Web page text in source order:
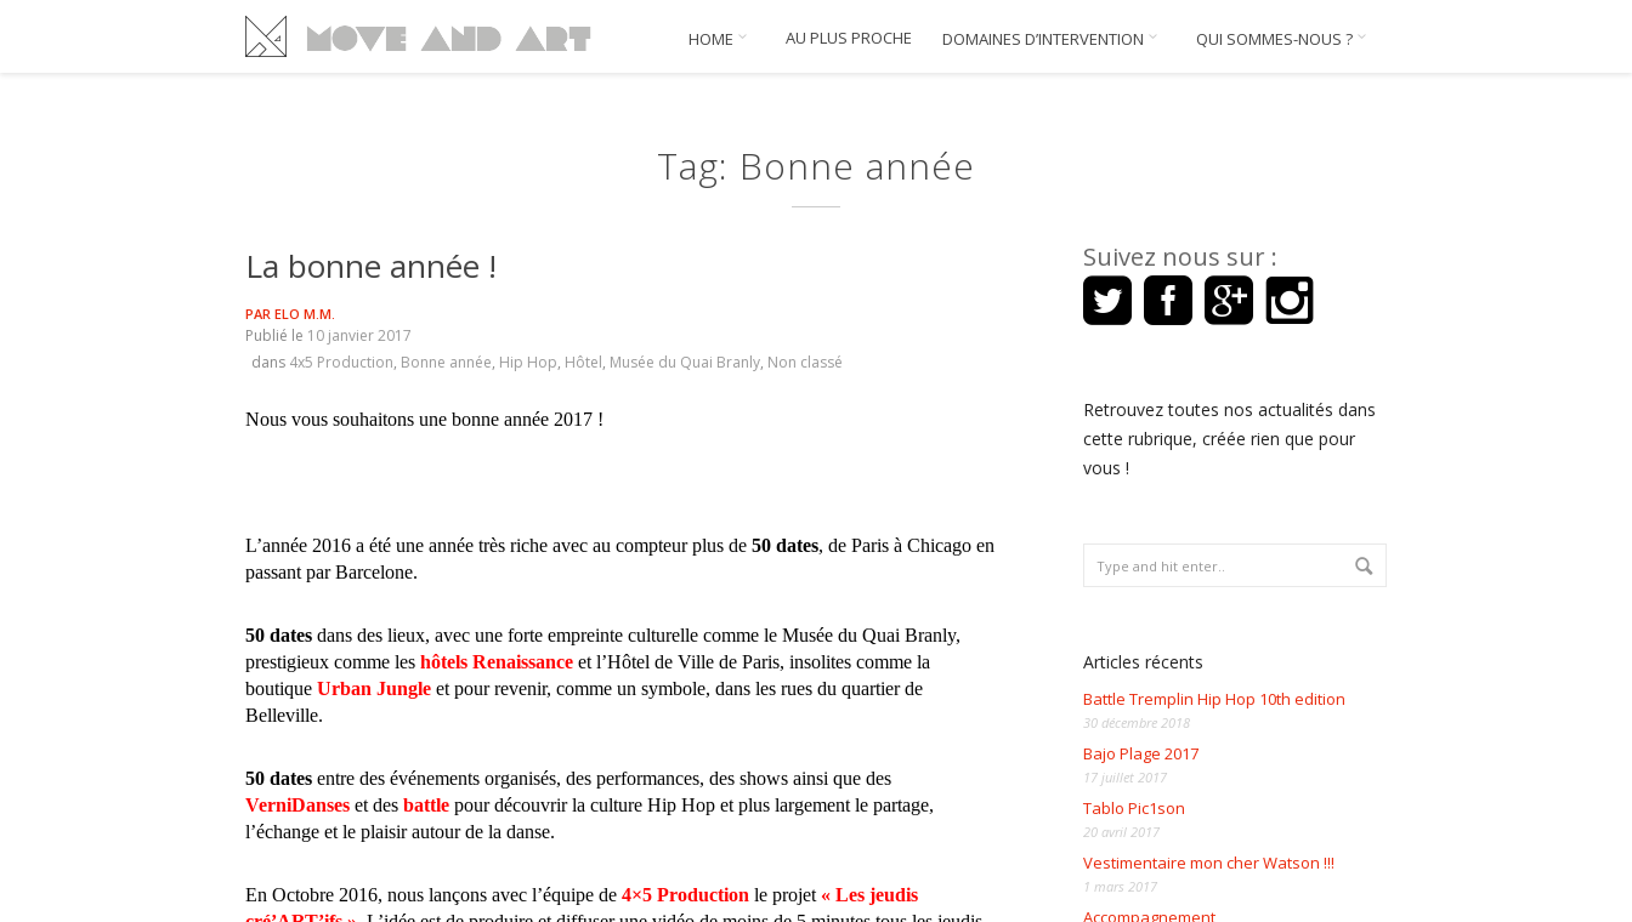
HOME AU PLUS PROCHE DOMAINES D’INTERVENTION QUI SOMMES-NOUS ?
Tag: Bonne année
La bonne année !
PAR ELO M.M.
Publié le 10 janvier 2017
dans 4x5 Production, Bonne année, Hip Hop, Hôtel, Musée du Quai Branly, Non classé
Nous vous souhaitons une bonne année 2017 !
L’année 2016 a été une année très riche avec au compteur plus de 50 dates, de Paris à Chicago en
passant par Barcelone.
50 dates dans des lieux, avec une forte empreinte culturelle comme le Musée du Quai Branly,
prestigieux comme les hôtels Renaissance et l’Hôtel de Ville de Paris, insolites comme la
boutique Urban Jungle et pour revenir, comme un symbole, dans les rues du quartier de
Belleville.
50 dates entre des événements organisés, des performances, des shows ainsi que des
VerniDanses et des battle pour découvrir la culture Hip Hop et plus largement le partage,
l’échange et le plaisir autour de la danse.
En Octobre 2016, nous lançons avec l’équipe de 4×5 Production le projet « Les jeudis
Suivez nous sur :
Retrouvez toutes nos actualités dans
cette rubrique, créée rien que pour
vous !
Articles récents
Battle Tremplin Hip Hop 10th edition
30 décembre 2018
Bajo Plage 2017
17 juillet 2017
Tablo Pic1son
20 avril 2017
Vestimentaire mon cher Watson !!!
1 mars 2017
Accompagnement